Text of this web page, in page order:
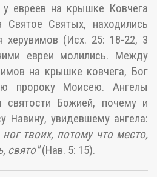
у евреев на крышке Ковчега
Святых, находились
херувимов (Исх. 25: 18-22, 3
евреи молились. Между
на крышке ковчега, Бог
пророку Моисею. Ангелы
святости Божией, почему и
Навину, увидевшему ангела:
твоих, потому что место,
свято"(Нав. 5: 15).